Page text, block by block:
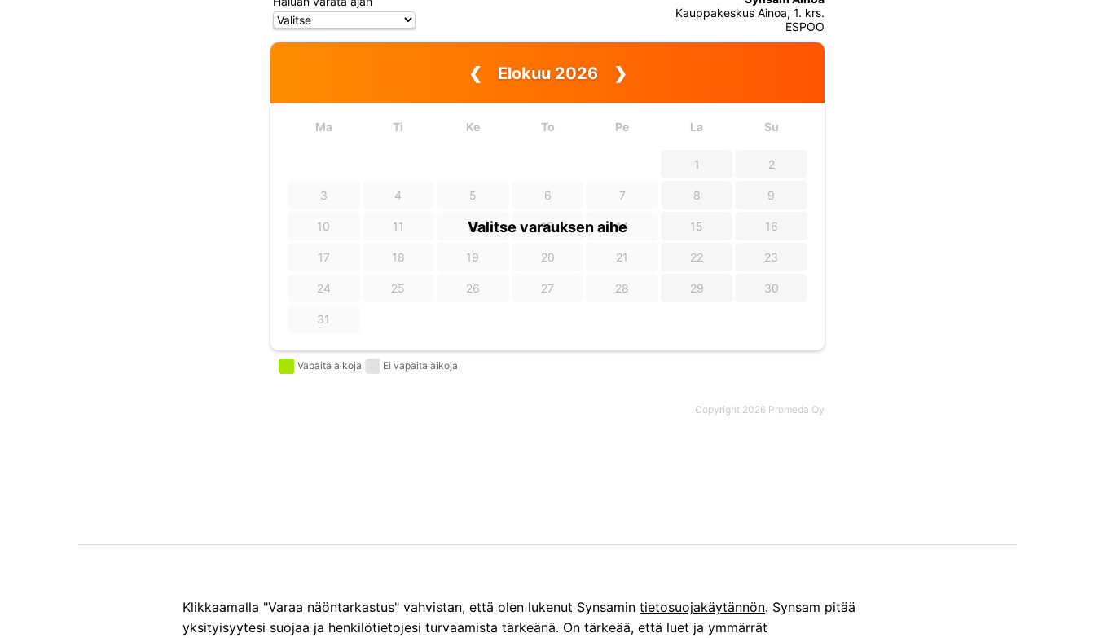
Klikkaamalla "Varaa näöntarkastus" vahvistan, että olen lukenut Synsamin tietosuojakäytännön. Synsam pitää
yksityisyytesi suojaa ja henkilötietojesi turvaamista tärkeänä. On tärkeää, että luet ja ymmärrät